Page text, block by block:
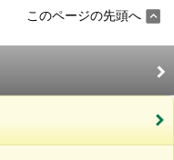
このページの先頭へ